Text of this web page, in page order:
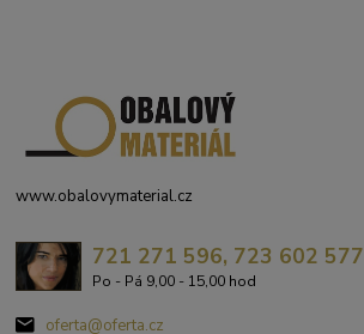
www.obalovymaterial.cz
721 271 596, 723 602 577
Po - Pá 9,00 - 15,00 hod
oferta@oferta.cz